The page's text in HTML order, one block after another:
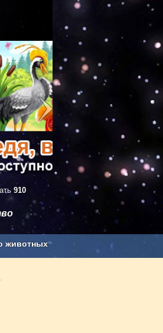
910
животных